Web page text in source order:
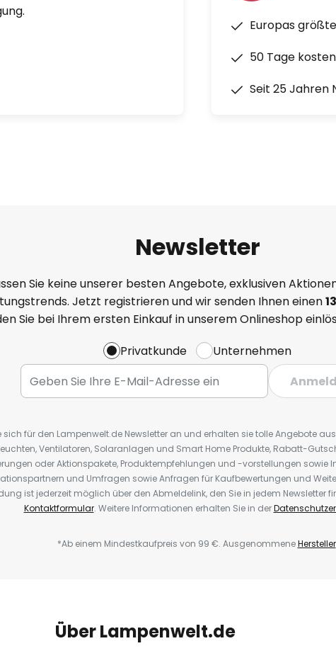
Europas
50 Tage
Seit 25 Jahren
Newsletter
Sie keine unserer besten Angebote, exklusiven
Jetzt registrieren und wir senden Ihnen einen13
Sie bei Ihrem ersten Einkauf in unserem Onlineshop
Privatkunde
Unternehmen
sich für den Lampenwelt.de Newsletter an und erhalten sie tolle Angebote
Ventilatoren, Solaranlagen und Smart Home Produkte, Rabatt-
oder Aktionspakete, Produktempfehlungen und -vorstellungen sowie
und Umfragen sowie Anfragen für Kaufbewertungen und
ist jederzeit möglich über den Abmeldelink, den Sie in jedem Newsletter
Kontaktformular. Weitere Informationen erhalten Sie in der
*Ab einem Mindestkaufpreis von 99 €. AusgenommeneHersteller
Über Lampenwelt.de